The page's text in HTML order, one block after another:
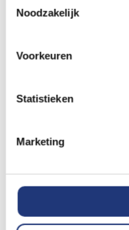
Noodzakelijk
Voorkeuren
Statistieken
Marketing
dag verzonden
Uitnodiging
Piratenfeestje 8 stuks